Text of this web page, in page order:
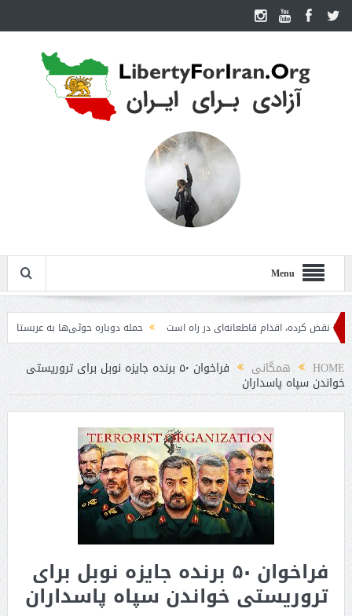
Menu
اقدام قاطعانه‌ای در راه است حمله دوباره حوثی‌ها به عربستان؛ سپاه:
HOME همگانی فراخوان ۵۰ برنده جایزه نوبل برای تروریستی
خواندن سپاه پاسداران
فراخوان ۵۰ برنده جایزه نوبل برای
تروریستی خواندن سپاه پاسداران